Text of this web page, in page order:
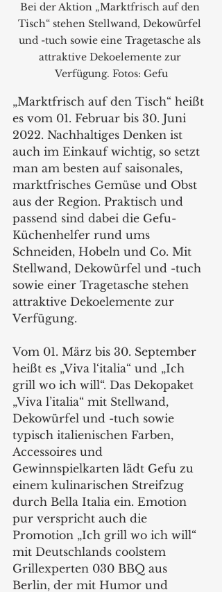
Bei der Aktion „Marktfrisch auf den
Tisch“ stehen Stellwand, Dekowürfel
und -tuch sowie eine Tragetasche als
attraktive Dekoelemente zur
Verfügung. Fotos: Gefu
„Marktfrisch auf den Tisch“ heißt
es vom 01. Februar bis 30. Juni
2022. Nachhaltiges Denken ist
auch im Einkauf wichtig, so setzt
man am besten auf saisonales,
marktfrisches Gemüse und Obst
aus der Region. Praktisch und
passend sind dabei die Gefu-
Küchenhelfer rund ums
Schneiden, Hobeln und Co. Mit
Stellwand, Dekowürfel und -tuch
sowie einer Tragetasche stehen
attraktive Dekoelemente zur
Verfügung.
Vom 01. März bis 30. September
heißt es „Viva l‘italia“ und „Ich
grill wo ich will“. Das Dekopaket
„Viva l’italia“ mit Stellwand,
Dekowürfel und -tuch sowie
typisch italienischen Farben,
Accessoires und
Gewinnspielkarten lädt Gefu zu
einem kulinarischen Streifzug
durch Bella Italia ein. Emotion
pur verspricht auch die
Promotion „Ich grill wo ich will“
mit Deutschlands coolstem
Grillexperten 030 BBQ aus
Berlin, der mit Humor und